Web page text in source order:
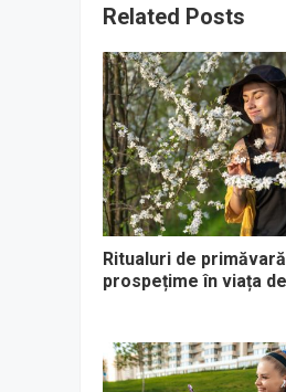
Related Posts
Ritualuri de
prospețime în viața